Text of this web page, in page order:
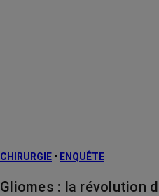
CHIRURGIE • ENQUÊTE
Gliomes : la révolution